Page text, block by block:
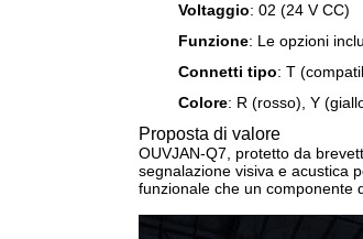
Voltaggio: 02 (24 V CC)
Funzione: Le opzioni
Connetti tipo: T
Colore: R (rosso), Y
Proposta di valore
OUVJAN-Q7, protetto da
segnalazione visiva e acustica
funzionale che un componente